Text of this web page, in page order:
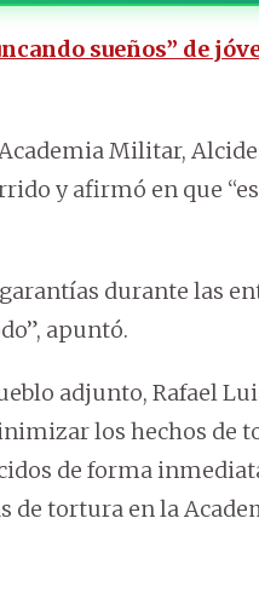
sueños” de
Militar,
y afirmó en que
durante las
apuntó.
adjunto, Rafael
los hechos de
de forma
de tortura en la